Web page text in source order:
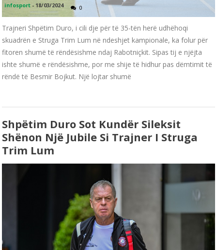
infosport - 18/03/2024 0
Trajneri Shpëtim Duro, i cili dje për të 35-tën herë udhëhoqi
skuadrën e Struga Trim Lum në ndeshjet kampionale, ka folur për
fitoren shumë të rëndësishme ndaj Rabotniçkit. Sipas tij e njëjta
ishte shumë e rëndësishme, por me shije të hidhur pas dëmtimit të
rëndë të Besmir Bojkut. Një lojtar shumë
Shpëtim Duro Sot Kundër Sileksit
Shënon Një Jubile Si Trajner I Struga
Trim Lum